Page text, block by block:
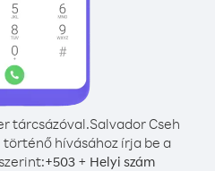
tárcsázóval.Salvador Cseh
hívásához írja be a
+503+ Helyi szám